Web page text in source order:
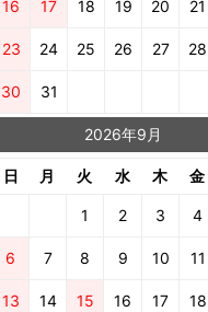
16 17 18 19 20 21
23 24 25 26 27 28
30 31
2026年9月
日 月 火 水 木 金
1 2 3 4
6 7 8 9 10 11
13 14 15 16 17 18